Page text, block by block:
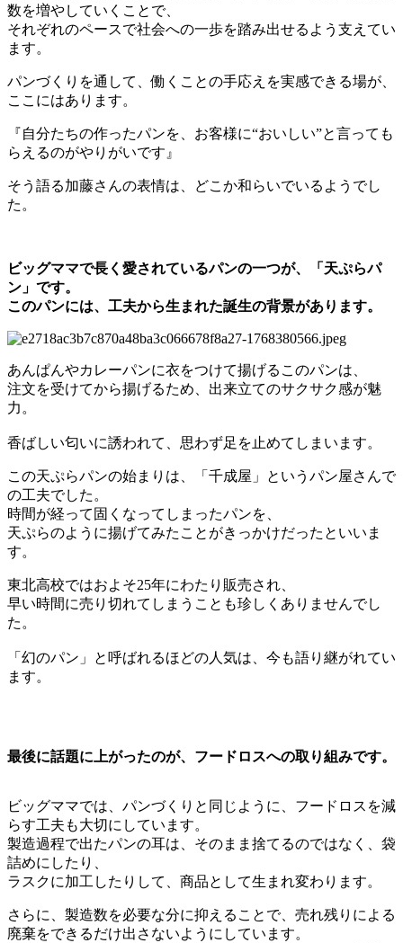
数を増やしていくことで、
それぞれのペースで社会への一歩を踏み出せるよう支えてい
ます。
パンづくりを通して、働くことの手応えを実感できる場が、
ここにはあります。
『自分たちの作ったパンを、お客様に“おいしい”と言っても
らえるのがやりがいです』
そう語る加藤さんの表情は、どこか和らいでいるようでし
た。
ビッグママで長く愛されているパンの一つが、「天ぷらパ
ン」です。
このパンには、工夫から生まれた誕生の背景があります。
あんぱんやカレーパンに衣をつけて揚げるこのパンは、
注文を受けてから揚げるため、出来立てのサクサク感が魅
力。
香ばしい匂いに誘われて、思わず足を止めてしまいます。
この天ぷらパンの始まりは、「千成屋」というパン屋さんで
の工夫でした。
時間が経って固くなってしまったパンを、
天ぷらのように揚げてみたことがきっかけだったといいま
す。
東北高校ではおよそ25年にわたり販売され、
早い時間に売り切れてしまうことも珍しくありませんでし
た。
「幻のパン」と呼ばれるほどの人気は、今も語り継がれてい
ます。
最後に話題に上がったのが、フードロスへの取り組みです。
ビッグママでは、パンづくりと同じように、フードロスを減
らす工夫も大切にしています。
製造過程で出たパンの耳は、そのまま捨てるのではなく、袋
詰めにしたり、
ラスクに加工したりして、商品として生まれ変わります。
さらに、製造数を必要な分に抑えることで、売れ残りによる
廃棄をできるだけ出さないようにしています。